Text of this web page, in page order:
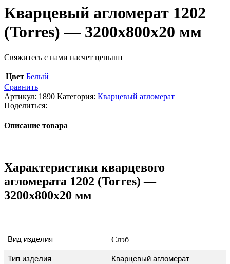
Кварцевый агломерат 1202
(Torres) — 3200х800х20 мм
Свяжитесь с нами насчет ценышт
Цвет Белый
Сравнить
Артикул: 1890 Категория: Кварцевый агломерат
Поделиться:
Описание товара
Характеристики кварцевого
агломерата 1202 (Torres) —
3200х800х20 мм
Вид изделия Слэб
Тип изделия Кварцевый агломерат